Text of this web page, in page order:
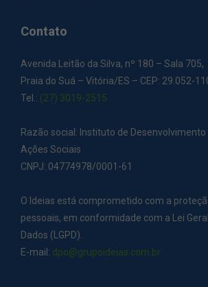
Contato
Avenida Leitão da Silva, nº 180 – Sala 705,
Praia do Suá – Vitória/ES – CEP: 29.052-
Tel.: (27) 3019-2515
Razão social: Instituto de
Ações Sociais
CNPJ: 04774978/0001-61
O Ideias está comprometido com a
pessoais, em conformidade com a Lei
Dados (LGPD).
E-mail: dpo@grupoideias.com.br